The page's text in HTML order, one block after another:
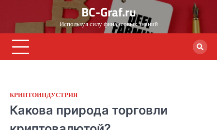
content
BC-Graf.ru
Используя силу финансовых знаний
КРИПТОИНДУСТРИЯ
Какова природа торговли